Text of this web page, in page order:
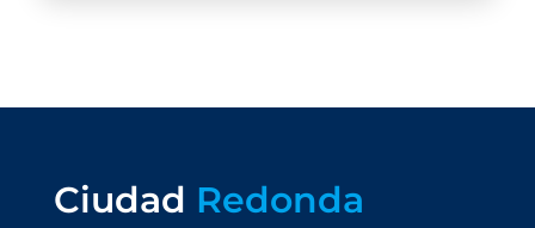
Ciudad Redonda